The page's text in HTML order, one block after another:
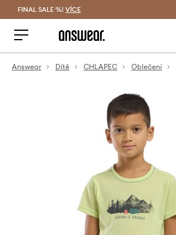
FINAL SALE %! VÍCE
Answear Dítě CHLAPEC Oblečení